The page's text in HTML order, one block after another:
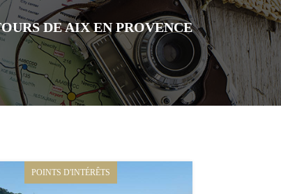
DE AIX EN PROVENCE
POINTS D'INTÉRÊTS